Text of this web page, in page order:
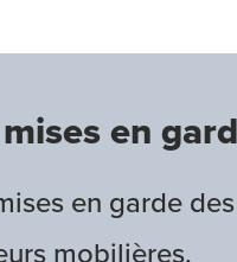
en
en garde
mobilières.